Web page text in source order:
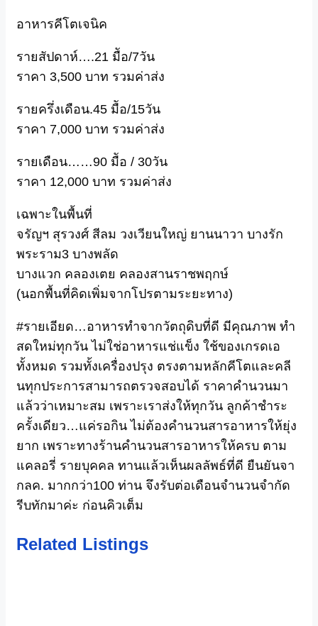
อาหารคีโตเจนิค
รายสัปดาห์….21 มืัอ/7วัน
ราคา 3,500 บาท รวมค่าส่ง
รายครึ่งเดือน.45 มืัอ/15วัน
ราคา 7,000 บาท รวมค่าส่ง
รายเดือน……90 มืัอ / 30วัน
ราคา 12,000 บาท รวมค่าส่ง
เฉพาะในพื้นที่
จรัญฯ สุรวงศ์ สีลม วงเวียนใหญ่ ยานนาวา บางรัก
พระราม3 บางพลัด
บางแวก คลองเตย คลองสานราชพฤกษ์
(นอกพื้นที่คิดเพิ่มจากโปรตามระยะทาง)
#รายเอียด…อาหารทำจากวัตถุดิบที่ดี มีคุณภาพ ทำ
สดใหม่ทุกวัน ไม่ใช่อาหารแช่แข็ง ใช้ของเกรดเอ
ทั้งหมด รวมทั้งเครื่องปรุง ตรงตามหลักคีโตและคลี
นทุกประการสามารถตรวจสอบได้ ราคาคำนวนมา
แล้วว่าเหมาะสม เพราะเราส่งให้ทุกวัน ลูกค้าชำระ
ครั้งเดียว…แค่รอกิน ไม่ต้องคำนวนสารอาหารให้ยุ่ง
ยาก เพราะทางร้านคำนวนสารอาหารให้ครบ ตาม
แคลอรี่ รายบุคคล ทานแล้วเห็นผลลัพธ์ที่ดี ยืนยันจา
กลค. มากกว่า100 ท่าน จึงรับต่อเดือนจำนวนจำกัด
รีบทักมาค่ะ ก่อนคิวเต็ม
Related Listings